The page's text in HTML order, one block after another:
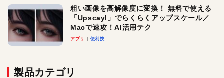
粗い画像を高解像度に変換！ 無料で使える
「Upscayl」でらくらくアップスケール／
Macで速攻！AI活用テク
アプリ 便利技
製品カテゴリ